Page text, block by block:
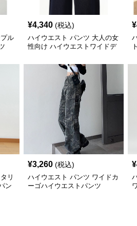
ル
¥4,340 (税込)
ハイウエスト パンツ 大人の女
性向け ハイウエストワイドデ
¥
リ
ン
¥3,260 (税込)
ハイウエスト パンツ ワイドカ
ーゴハイウエストパンツ
¥